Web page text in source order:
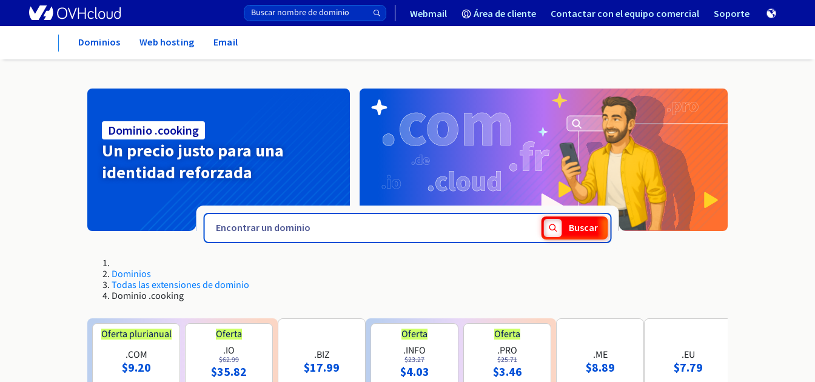
Webmail Área de cliente Contactar con el equipo comercial Soporte
Dominios Web hosting Email
Dominio .cooking
Un precio justo para una
identidad reforzada
Buscar
Dominios
Todas las extensiones de dominio
Dominio .cooking
Oferta plurianual
.COM
$9.20
Oferta
.IO
$62.99
$35.82
.BIZ
$17.99
Oferta
.INFO
$23.27
$4.03
Oferta
.PRO
$25.71
$3.46
.ME
$8.89
.EU
$7.79